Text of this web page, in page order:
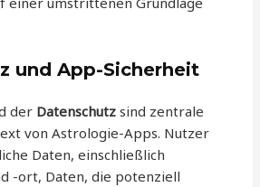
und App-Sicherheit
der Datenschutz sind zentrale
von Astrologie-Apps. Nutzer
Daten, einschließlich
-ort, Daten, die potenziell